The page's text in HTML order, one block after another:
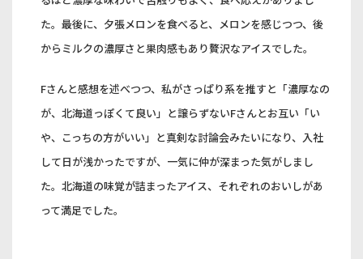
た。最後に、夕張メロンを食べると、メロンを感じつつ、後
からミルクの濃厚さと果肉感もあり贅沢なアイスでした。
Fさんと感想を述べつつ、私がさっぱり系を推すと「濃厚なの
が、北海道っぽくて良い」と譲らずないFさんとお互い「い
や、こっちの方がいい」と真剣な討論会みたいになり、入社
して日が浅かったですが、一気に仲が深まった気がしまし
た。北海道の味覚が詰まったアイス、それぞれのおいしがあ
って満足でした。